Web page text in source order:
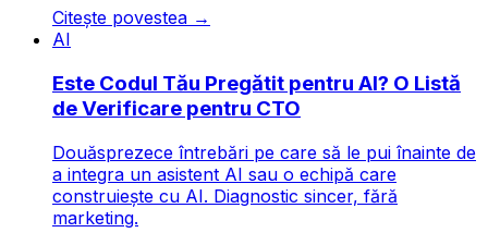
Citește povestea →
AI
Este Codul Tău Pregătit pentru AI? O Listă
de Verificare pentru CTO
Douăsprezece întrebări pe care să le pui înainte de
a integra un asistent AI sau o echipă care
construiește cu AI. Diagnostic sincer, fără
marketing.